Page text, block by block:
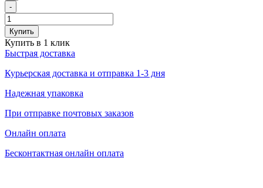
-
Купить
Купить в 1 клик
Быстрая доставка
Курьерская доставка и отправка 1-3 дня
Надежная упаковка
При отправке почтовых заказов
Онлайн оплата
Бесконтактная онлайн оплата